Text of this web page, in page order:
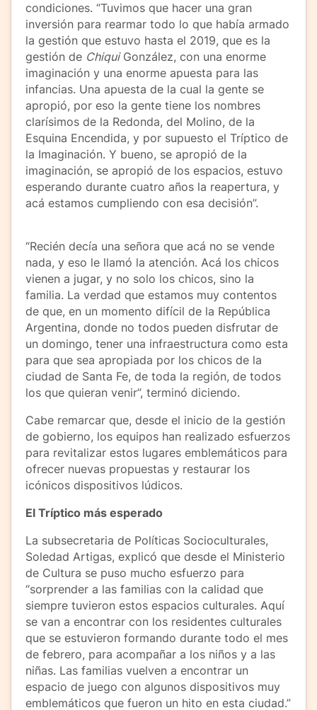
condiciones. “Tuvimos que hacer una gran
inversión para rearmar todo lo que había armado
la gestión que estuvo hasta el 2019, que es la
gestión de ChiquiGonzález, con una enorme
imaginación y una enorme apuesta para las
infancias. Una apuesta de la cual la gente se
apropió, por eso la gente tiene los nombres
clarísimos de la Redonda, del Molino, de la
Esquina Encendida, y por supuesto el Tríptico de
la Imaginación. Y bueno, se apropió de la
imaginación, se apropió de los espacios, estuvo
esperando durante cuatro años la reapertura, y
acá estamos cumpliendo con esa decisión”.
“Recién decía una señora que acá no se vende
nada, y eso le llamó la atención. Acá los chicos
vienen a jugar, y no solo los chicos, sino la
familia. La verdad que estamos muy contentos
de que, en un momento difícil de la República
Argentina, donde no todos pueden disfrutar de
un domingo, tener una infraestructura como esta
para que sea apropiada por los chicos de la
ciudad de Santa Fe, de toda la región, de todos
los que quieran venir”, terminó diciendo.
Cabe remarcar que, desde el inicio de la gestión
de gobierno, los equipos han realizado esfuerzos
para revitalizar estos lugares emblemáticos para
ofrecer nuevas propuestas y restaurar los
icónicos dispositivos lúdicos.
El Tríptico más esperado
La subsecretaria de Políticas Socioculturales,
Soledad Artigas, explicó que desde el Ministerio
de Cultura se puso mucho esfuerzo para
“sorprender a las familias con la calidad que
siempre tuvieron estos espacios culturales. Aquí
se van a encontrar con los residentes culturales
que se estuvieron formando durante todo el mes
de febrero, para acompañar a los niños y a las
niñas. Las familias vuelven a encontrar un
espacio de juego con algunos dispositivos muy
emblemáticos que fueron un hito en esta ciudad.”